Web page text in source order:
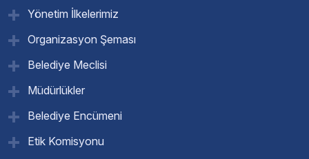
Yönetim İlkelerimiz
Organizasyon Şeması
Belediye Meclisi
Müdürlükler
Belediye Encümeni
Etik Komisyonu